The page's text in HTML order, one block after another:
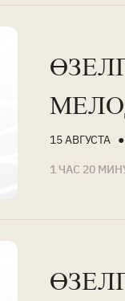
15 АВГУСТА
1 ЧАС 20